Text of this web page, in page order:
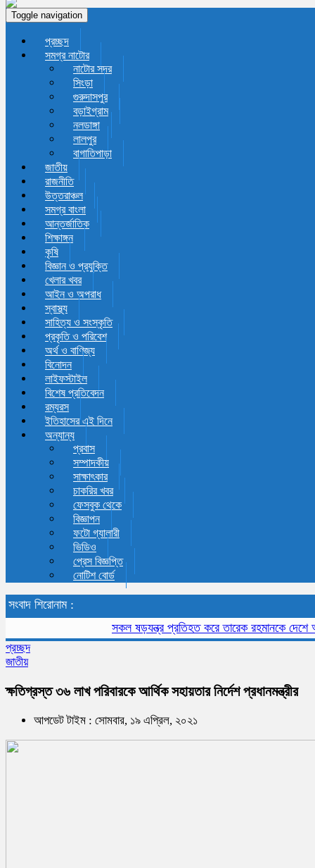
Toggle navigation
প্রচ্ছদ
সমগ্র নাটোর
নাটোর সদর
সিংড়া
গুরুদাসপুর
বড়াইগ্রাম
নলডাঙ্গা
লালপুর
বাগাতিপাড়া
জাতীয়
রাজনীতি
উত্তরাঞ্চল
সমগ্র বাংলা
আন্তর্জাতিক
শিক্ষাঙ্গন
কৃষি
বিজ্ঞান ও প্রযুক্তি
খেলার খবর
আইন ও অপরাধ
স্বাস্থ্য
সাহিত্য ও সংস্কৃতি
প্রকৃতি ও পরিবেশ
অর্থ ও বাণিজ্য
বিনোদন
লাইফস্টাইল
বিশেষ প্রতিবেদন
রম্যরস
ইতিহাসের এই দিনে
অন্যান্য
প্রবাস
সম্পাদকীয়
সাক্ষাৎকার
চাকরির খবর
ফেসবুক থেকে
বিজ্ঞাপন
ফটো গ্যালারী
ভিডিও
প্রেস বিজ্ঞপ্তি
নোটিশ বোর্ড
সংবাদ শিরোনাম :
সকল ষড়যন্ত্র প্রতিহত করে তারেক রহমানকে দেশে আনতে
প্রচ্ছদ
জাতীয়
ক্ষতিগ্রস্ত ৩৬ লাখ পরিবারকে আর্থিক সহায়তার নির্দেশ প্রধানমন্ত্রীর
আপডেট টাইম : সোমবার, ১৯ এপ্রিল, ২০২১